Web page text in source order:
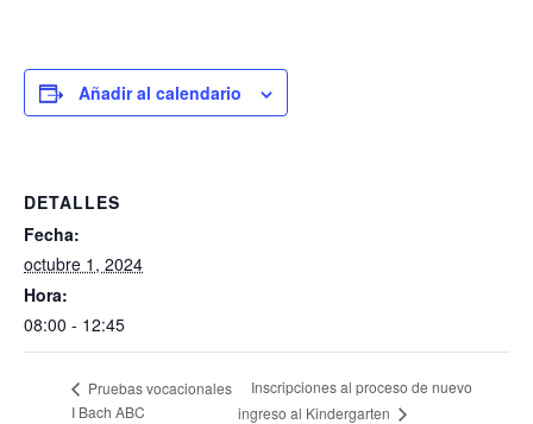
Añadir al calendario
DETALLES
Fecha:
octubre 1, 2024
Hora:
08:00 - 12:45
Pruebas vocacionales
I Bach ABC
Inscripciones al proceso de nuevo
ingreso al Kindergarten